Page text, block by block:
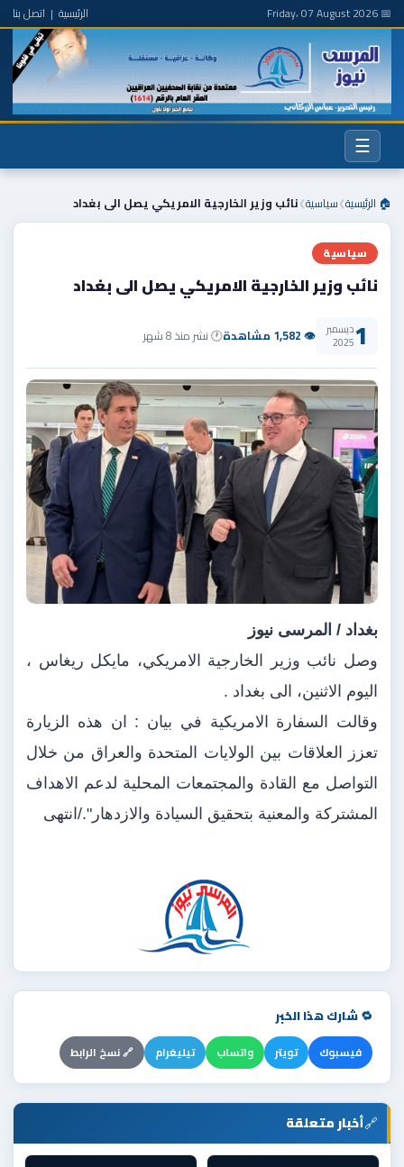
📅 Friday، 07 August 2026 الرئيسية | اتصل بنا
☰
🏠 الرئيسية❯سياسية❯نائب وزير الخارجية الامريكي يصل الى بغداد
سياسية
نائب وزير الخارجية الامريكي يصل الى بغداد
1ديسمبر
2025 👁 1,582 مشاهدة 🕐 نشر منذ 8 شهر
بغداد / المرسى نيوز
وصل نائب وزير الخارجية الامريكي، مايكل ريغاس ،
اليوم الاثنين، الى بغداد .
وقالت السفارة الامريكية في بيان : ان هذه الزيارة
تعزز العلاقات بين الولايات المتحدة والعراق من خلال
التواصل مع القادة والمجتمعات المحلية لدعم الاهداف
المشتركة والمعنية بتحقيق السيادة والازدهار"./انتهى
🔁 شارك هذا الخبر
فيسبوك تويتر واتساب تيليغرام 🔗 نسخ الرابط
🔗أخبار متعلقة